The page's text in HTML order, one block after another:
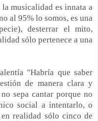
musicalidad es innata a
al 95% lo somos, es una
desterrar el mito,
sólo pertenece a una
"Habría que saber
de manera clara y
sepa cantar porque no
social a intentarlo, o
realidad sólo cinco de